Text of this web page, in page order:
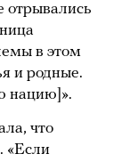
отрывались
в этом
и родные.
нацию]».
что
«Если